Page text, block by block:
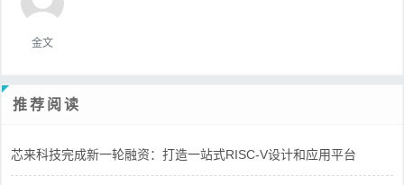
金文
推荐阅读
芯来科技完成新一轮融资：打造一站式RISC-V设计和应用平台